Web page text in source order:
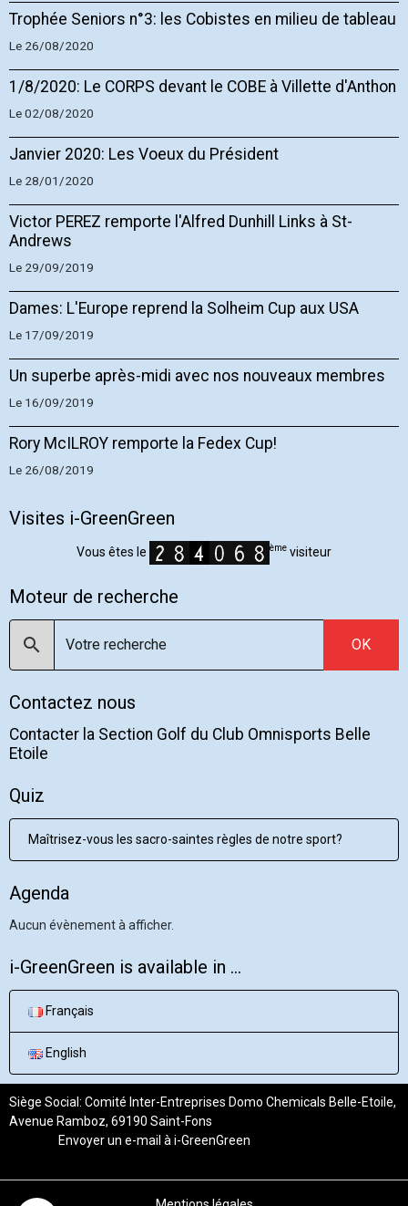
Trophée Seniors n°3: les Cobistes en milieu de tableau
Le 26/08/2020
1/8/2020: Le CORPS devant le COBE à Villette d'Anthon
Le 02/08/2020
Janvier 2020: Les Voeux du Président
Le 28/01/2020
Victor PEREZ remporte l'Alfred Dunhill Links à St-
Andrews
Le 29/09/2019
Dames: L'Europe reprend la Solheim Cup aux USA
Le 17/09/2019
Un superbe après-midi avec nos nouveaux membres
Le 16/09/2019
Rory McILROY remporte la Fedex Cup!
Le 26/08/2019
Visites i-GreenGreen
Vous êtes le ème visiteur
Moteur de recherche
OK
Contactez nous
Contacter la Section Golf du Club Omnisports Belle
Etoile
Quiz
Maîtrisez-vous les sacro-saintes règles de notre sport?
Agenda
Aucun évènement à afficher.
i-GreenGreen is available in ...
Français
English
Siège Social: Comité Inter-Entreprises Domo Chemicals Belle-Etoile,
Avenue Ramboz, 69190 Saint-Fons
Envoyer un e-mail à i-GreenGreen